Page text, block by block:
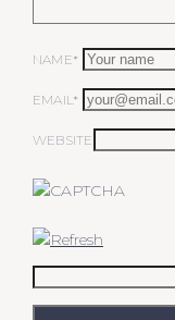
NAME*
EMAIL*
WEBSITE